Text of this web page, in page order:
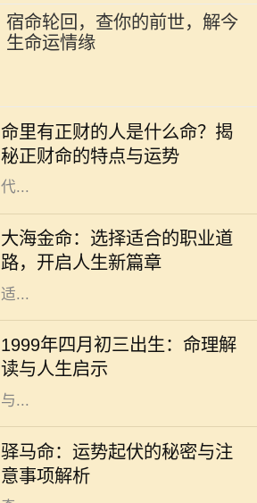
宿命轮回，查你的前世，解今
生命运情缘
命里有正财的人是什么命？揭
秘正财命的特点与运势
分析个人的生辰八字来解读一个人的
命运与性格。在众多命理特征中，正
财命备受关注。正财作为一种命格，
代...
大海金命：选择适合的职业道
路，开启人生新篇章
在中国传统命理学中，每个人的命运
与五行有着密切的联系。大海金命，
象征着广阔与坚韧，适合在多变、开
放的行业中发挥自己的才华。选择合
适...
1999年四月初三出生：命理解
读与人生启示
在中国传统文化中，命理学被视为一
种重要的研究方式，通过分析个人的
出生时间以预测其命运走向。1999年
四月初三出生的人，随着五行的变化
与...
驿马命：运势起伏的秘密与注
意事项解析
驿马命，这个源自于中国传统命理学
的概念，意味着一个人命中有驿马星
相伴，通常与流动、变迁、出行紧密
相关。许多人可能对这一命理产生好